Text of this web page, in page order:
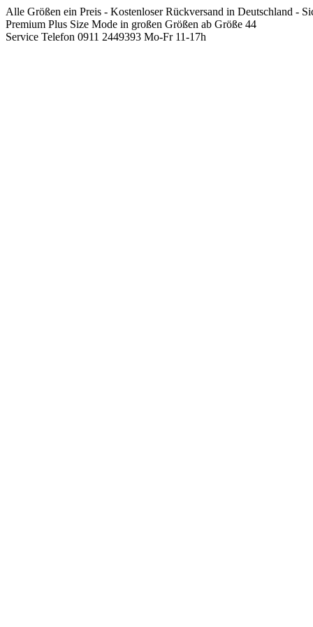
Springen
Sie
zum
Alle Größen ein Preis - Kostenloser Rückversand in Deutschland -
Premium Plus Size Mode in großen Größen ab Größe 44
Service Telefon 0911 2449393 Mo-Fr 11-17h